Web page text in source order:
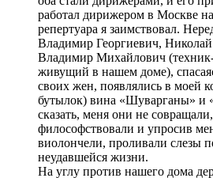
работал дирижером в Москве
репертуара я заимствовал.
Владимир Георгиевич,
Владимир Михайлович
живущий в нашем доме),
своих жен, появлялись в моей
бутылок) вина «Шуварганы» и
сказать, меня они не
философствовали и упросив
виолончели, проливали слезы
неудавшейся жизни.
На углу против нашего дома